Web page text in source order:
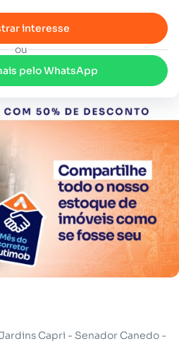
interesse
ou
pelo WhatsApp
Capri - Senador Canedo -